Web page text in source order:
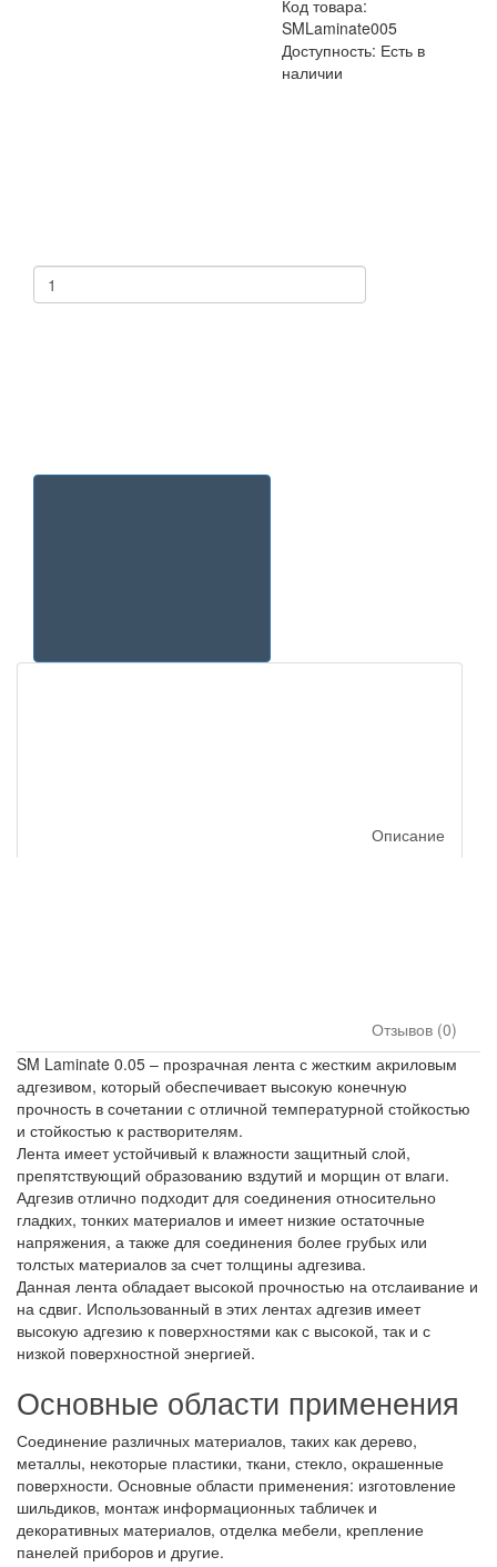
Код товара:
SMLaminate005
Доступность: Есть в
наличии
Описание
Отзывов (0)
SM Laminate 0.05 – прозрачная лента с жестким акриловым
адгезивом, который обеспечивает высокую конечную
прочность в сочетании с отличной температурной стойкостью
и стойкостью к растворителям.
Лента имеет устойчивый к влажности защитный слой,
препятствующий образованию вздутий и морщин от влаги.
Адгезив отлично подходит для соединения относительно
гладких, тонких материалов и имеет низкие остаточные
напряжения, а также для соединения более грубых или
толстых материалов за счет толщины адгезива.
Данная лента обладает высокой прочностью на отслаивание и
на сдвиг. Использованный в этих лентах адгезив имеет
высокую адгезию к поверхностями как с высокой, так и с
низкой поверхностной энергией.
Основные области применения
Соединение различных материалов, таких как дерево,
металлы, некоторые пластики, ткани, стекло, окрашенные
поверхности. Основные области применения: изготовление
шильдиков, монтаж информационных табличек и
декоративных материалов, отделка мебели, крепление
панелей приборов и другие.